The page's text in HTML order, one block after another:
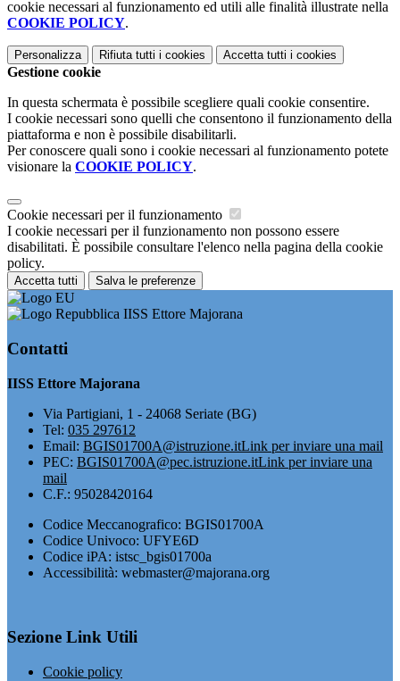
cookie necessari al funzionamento ed utili alle finalità illustrate nella
COOKIE POLICY.
Personalizza Rifiuta tutti i cookies Accetta tutti i cookies
Gestione cookie
In questa schermata è possibile scegliere quali cookie consentire.
I cookie necessari sono quelli che consentono il funzionamento della
piattaforma e non è possibile disabilitarli.
Per conoscere quali sono i cookie necessari al funzionamento potete
visionare la COOKIE POLICY.
Cookie necessari per il funzionamento
I cookie necessari per il funzionamento non possono essere
disabilitati. È possibile consultare l'elenco nella pagina della cookie
policy.
Accetta tutti Salva le preferenze
IISS Ettore Majorana
Contatti
IISS Ettore Majorana
Via Partigiani, 1 - 24068 Seriate (BG)
Tel: 035 297612
Email: BGIS01700A@istruzione.itLink per inviare una mail
PEC: BGIS01700A@pec.istruzione.itLink per inviare una
mail
C.F.: 95028420164
Codice Meccanografico: BGIS01700A
Codice Univoco: UFYE6D
Codice iPA: istsc_bgis01700a
Accessibilità: webmaster@majorana.org
Sezione Link Utili
Cookie policy